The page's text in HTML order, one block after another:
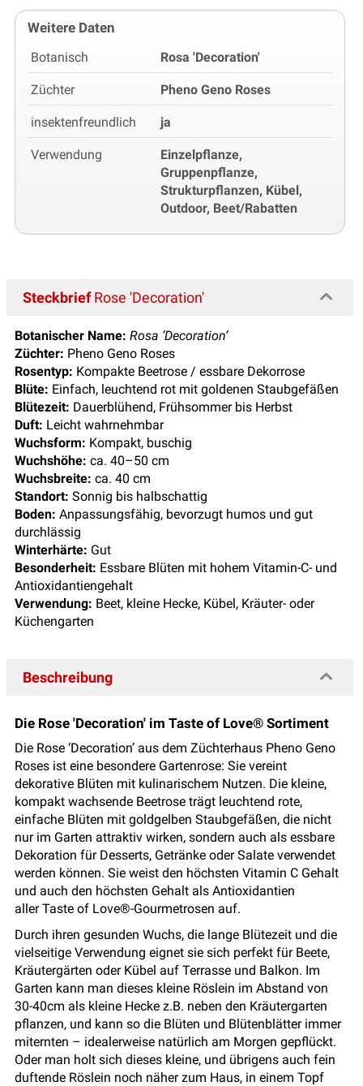
Weitere Daten
Botanisch Rosa 'Decoration'
Züchter Pheno Geno Roses
insektenfreundlich ja
Verwendung
Einzelpflanze,
Gruppenpflanze,
Strukturpflanzen, Kübel,
Outdoor, Beet/Rabatten
SteckbriefRose 'Decoration'
Botanischer Name: Rosa ‘Decoration’
Züchter: Pheno Geno Roses
Rosentyp: Kompakte Beetrose / essbare Dekorrose
Blüte: Einfach, leuchtend rot mit goldenen Staubgefäßen
Blütezeit: Dauerblühend, Frühsommer bis Herbst
Duft: Leicht wahrnehmbar
Wuchsform: Kompakt, buschig
Wuchshöhe: ca. 40–50 cm
Wuchsbreite: ca. 40 cm
Standort: Sonnig bis halbschattig
Boden: Anpassungsfähig, bevorzugt humos und gut
durchlässig
Winterhärte: Gut
Besonderheit: Essbare Blüten mit hohem Vitamin-C- und
Antioxidantiengehalt
Verwendung: Beet, kleine Hecke, Kübel, Kräuter- oder
Küchengarten
Beschreibung
Die Rose 'Decoration' im Taste of Love® Sortiment
Die Rose ‘Decoration’ aus dem Züchterhaus Pheno Geno
Roses ist eine besondere Gartenrose: Sie vereint
dekorative Blüten mit kulinarischem Nutzen. Die kleine,
kompakt wachsende Beetrose trägt leuchtend rote,
einfache Blüten mit goldgelben Staubgefäßen, die nicht
nur im Garten attraktiv wirken, sondern auch als essbare
Dekoration für Desserts, Getränke oder Salate verwendet
werden können. Sie weist den höchsten Vitamin C Gehalt
und auch den höchsten Gehalt als Antioxidantien
aller Taste of Love®-Gourmetrosen auf.
Durch ihren gesunden Wuchs, die lange Blütezeit und die
vielseitige Verwendung eignet sie sich perfekt für Beete,
Kräutergärten oder Kübel auf Terrasse und Balkon. Im
Garten kann man dieses kleine Röslein im Abstand von
30-40cm als kleine Hecke z.B. neben den Kräutergarten
pflanzen, und kann so die Blüten und Blütenblätter immer
miternten – idealerweise natürlich am Morgen gepflückt.
Oder man holt sich dieses kleine, und übrigens auch fein
duftende Röslein noch näher zum Haus, in einem Topf